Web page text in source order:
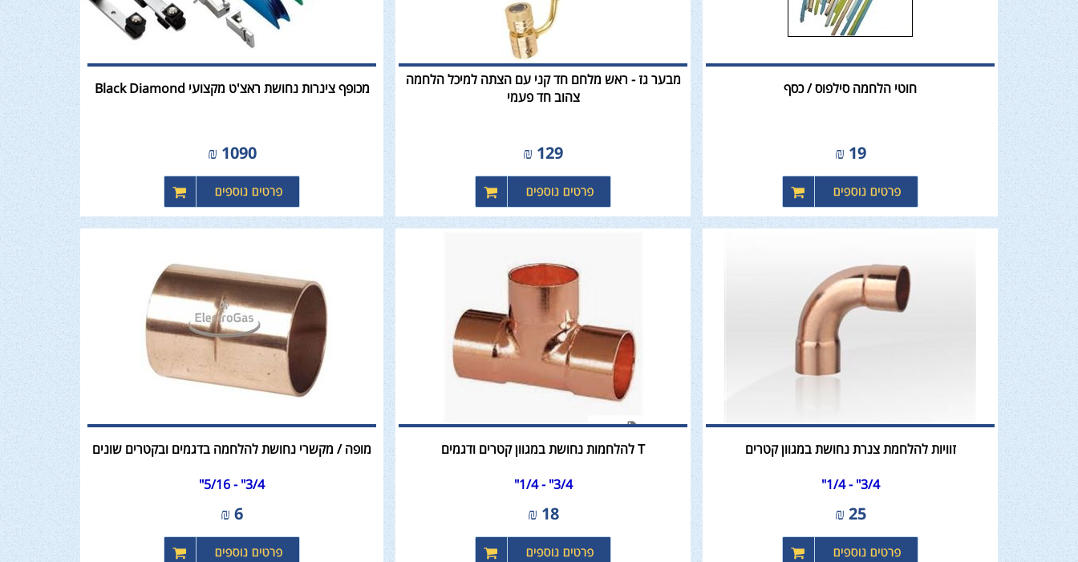
חוטי הלחמה סילפוס / כסף
19
₪
מבער גז - ראש מלחם חד קני עם הצתה למיכל הלחמה
צהוב חד פעמי
129
₪
מכופף צינרות נחושת ראצ'ט מקצועי Black Diamond
1090
₪
זוויות להלחמת צנרת נחושת במגוון קטרים
3/4" - 1/4"
25
₪
T להלחמות נחושת במגוון קטרים ודגמים
3/4" - 1/4"
18
₪
מופה / מקשרי נחושת להלחמה בדגמים ובקטרים שונים
3/4" - 5/16"
6
₪